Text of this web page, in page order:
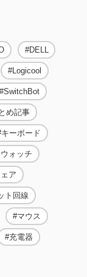
DELL
Logicool
SwitchBot
め記事
キーボード
ォッチ
ア
ト回線
マウス
充電器